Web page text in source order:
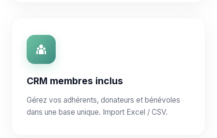
CRM membres inclus
Gérez vos adhérents, donateurs et bénévoles
dans une base unique. Import Excel / CSV.